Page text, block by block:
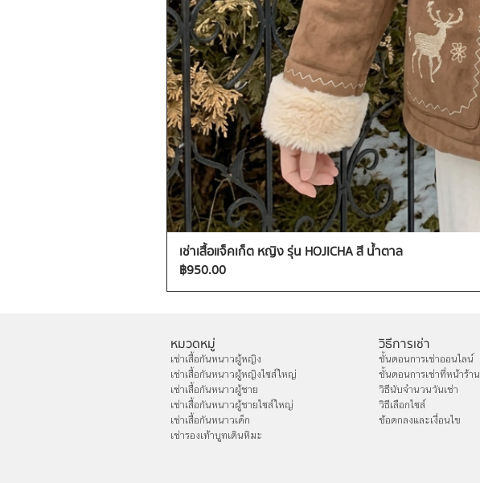
เช่าเสื้อแจ็คเก็ต หญิง รุ่น HOJICHA สี น้ำตาล
ราคา
฿950.00
หมวดหมู่
เช่าเสื้อกันหนาวผู้หญิง
เช่าเสื้อกันหนาวผู้หญิงไซส์ใหญ่
เช่าเสื้อกันหนาวผู้ชาย
เช่าเสื้อกันหนาวผู้ชายไซส์ใหญ่
เช่าเสื้อกันหนาวเด็ก
เช่ารองเท้าบูทเดินหิมะ
วิธีการเช่า
ขั้นตอนการเช่าออนไลน์
ขั้นตอนการเช่าที่หน้าร้าน
วิธีนับจำนวนวันเช่า
วิธีเลือกไซส์
ข้อตกลงและเงื่อนไข